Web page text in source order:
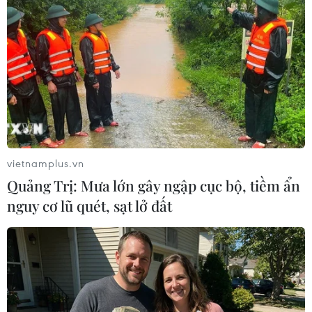
TIN LIÊN QUAN
vietnamplus.vn
Quảng Trị: Mưa lớn gây ngập cục bộ, tiềm ẩn
nguy cơ lũ quét, sạt lở đất